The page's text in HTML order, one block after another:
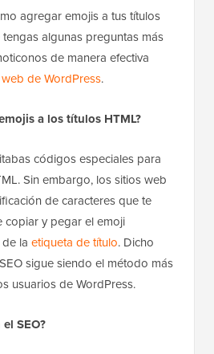
agregar emojis a tus títulos
algunas preguntas más
de manera efectiva
de WordPress.
a los títulos HTML?
códigos especiales para
Sin embargo, los sitios web
de caracteres que te
copiar y pegar el emoji
la etiqueta de título. Dicho
sigue siendo el método más
usuarios de WordPress.
SEO?